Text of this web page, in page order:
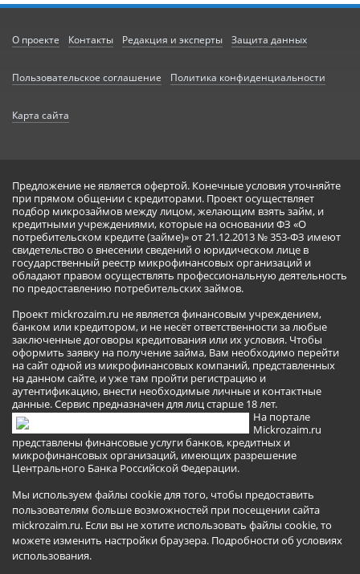
О проекте Контакты Редакция и эксперты Защита данных
Пользовательское соглашение Политика конфиденциальности
Карта сайта
Предложение не является офертой. Конечные условия уточняйте
при прямом общении с кредиторами. Проект осуществляет
подбор микрозаймов между лицом, желающим взять займ, и
кредитными учреждениями, которые на основании ФЗ «О
потребительском кредите (займе)» от 21.12.2013 № 353-ФЗ имеют
свидетельство о внесении сведений о юридическом лице в
государственный реестр микрофинансовых организаций и
обладают правом осуществлять профессиональную деятельность
по предоставлению потребительских займов.
Проект mickrozaim.ru не является финансовым учреждением,
банком или кредитором, и не несёт ответственности за любые
заключенные договоры кредитования или их условия. Чтобы
оформить заявку на получение займа, Вам необходимо перейти
на сайт одной из микрофинансовых компаний, представленных
на данном сайте, и уже там пройти регистрацию и
аутентификацию, внести необходимые личные и контактные
данные. Сервис предназначен для лиц старше 18 лет.
На портале
Mickrozaim.ru
представлены финансовые услуги банков, кредитных и
микрофинансовых организаций, имеющих разрешение
Центрального Банка Российской Федерации.
Мы используем файлы cookie для того, чтобы предоставить
пользователям больше возможностей при посещении сайта
mickrozaim.ru. Если вы не хотите использовать файлы cookie, то
можете изменить настройки браузера. Подробности об условиях
использования.